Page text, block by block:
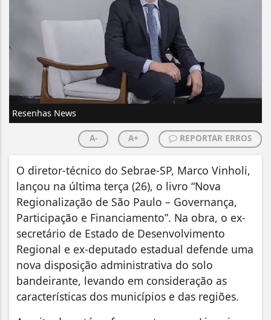
Resenhas News
A- A+ REPORTAR ERROS
O diretor-técnico do Sebrae-SP, Marco Vinholi,
lançou na última terça (26), o livro “Nova
Regionalização de São Paulo – Governança,
Participação e Financiamento”. Na obra, o ex-
secretário de Estado de Desenvolvimento
Regional e ex-deputado estadual defende uma
nova disposição administrativa do solo
bandeirante, levando em consideração as
características dos municípios e das regiões.